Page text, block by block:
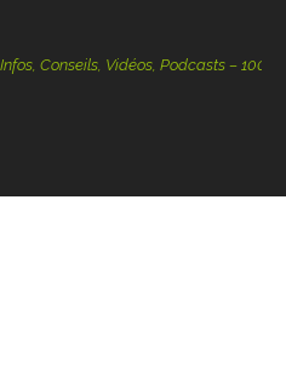
Vidéos, Podcasts – 100 %